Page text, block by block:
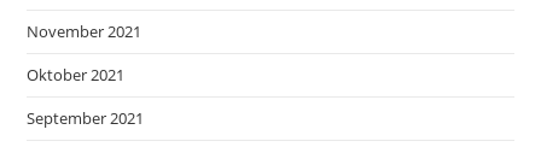
November 2021
Oktober 2021
September 2021